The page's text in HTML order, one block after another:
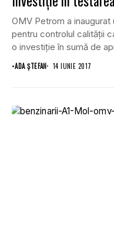
OMV Petrom a
pentru controlul calităţii
o investiţie în sumă de
•ADA ȘTEFAN 14 IUNIE 2017